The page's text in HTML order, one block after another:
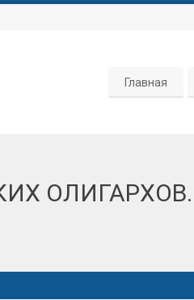
Главная
ОЛИГАРХОВ.